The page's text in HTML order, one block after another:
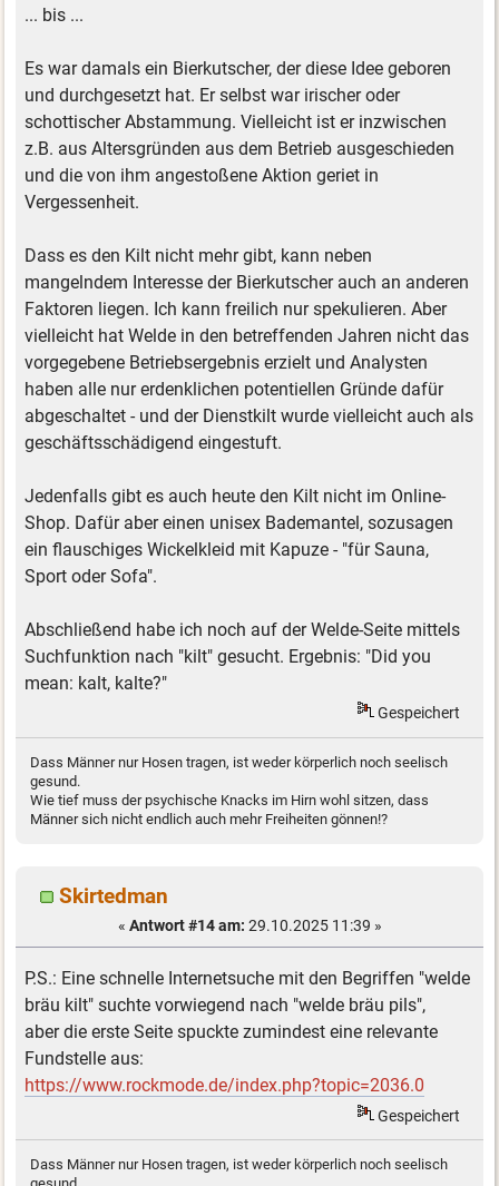
... bis ...
Es war damals ein Bierkutscher, der diese Idee geboren
und durchgesetzt hat. Er selbst war irischer oder
schottischer Abstammung. Vielleicht ist er inzwischen
z.B. aus Altersgründen aus dem Betrieb ausgeschieden
und die von ihm angestoßene Aktion geriet in
Vergessenheit.
Dass es den Kilt nicht mehr gibt, kann neben
mangelndem Interesse der Bierkutscher auch an anderen
Faktoren liegen. Ich kann freilich nur spekulieren. Aber
vielleicht hat Welde in den betreffenden Jahren nicht das
vorgegebene Betriebsergebnis erzielt und Analysten
haben alle nur erdenklichen potentiellen Gründe dafür
abgeschaltet - und der Dienstkilt wurde vielleicht auch als
geschäftsschädigend eingestuft.
Jedenfalls gibt es auch heute den Kilt nicht im Online-
Shop. Dafür aber einen unisex Bademantel, sozusagen
ein flauschiges Wickelkleid mit Kapuze - "für Sauna,
Sport oder Sofa".
Abschließend habe ich noch auf der Welde-Seite mittels
Suchfunktion nach "kilt" gesucht. Ergebnis: "Did you
mean: kalt, kalte?"
Gespeichert
Dass Männer nur Hosen tragen, ist weder körperlich noch seelisch
gesund.
Wie tief muss der psychische Knacks im Hirn wohl sitzen, dass
Männer sich nicht endlich auch mehr Freiheiten gönnen!?
Skirtedman
« Antwort #14 am: 29.10.2025 11:39 »
P.S.: Eine schnelle Internetsuche mit den Begriffen "welde
bräu kilt" suchte vorwiegend nach "welde bräu pils",
aber die erste Seite spuckte zumindest eine relevante
Fundstelle aus:
https://www.rockmode.de/index.php?topic=2036.0
Gespeichert
Dass Männer nur Hosen tragen, ist weder körperlich noch seelisch